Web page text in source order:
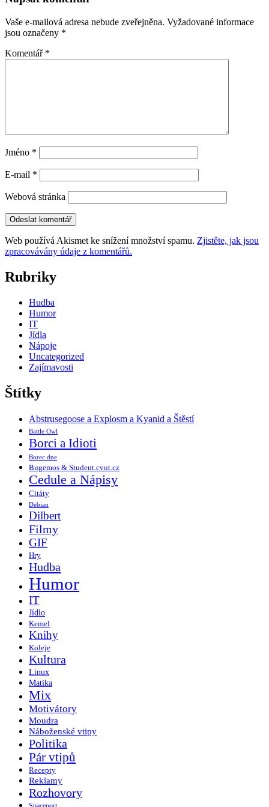
příspěvky
Vaše e-mailová adresa nebude zveřejněna. Vyžadované informace
jsou označeny *
Komentář *
Jméno *
E-mail *
Webová stránka
Web používá Akismet ke snížení množství spamu. Zjistěte, jak jsou
zpracovávány údaje z komentářů.
Rubriky
Hudba
Humor
IT
Jídla
Nápoje
Uncategorized
Zajímavosti
Štítky
Abstrusegoose a Explosm a Kyanid a Štěstí
Battle Owl
Borci a Idioti
Borec dne
Bugemos & Student.cvut.cz
Cedule a Nápisy
Citáty
Debian
Dilbert
Filmy
GIF
Hry
Hudba
Humor
IT
Jídlo
Kemel
Knihy
Koleje
Kultura
Linux
Matika
Mix
Motivátory
Moudra
Náboženské vtipy
Politika
Pár vtipů
Recepty
Reklamy
Rozhovory